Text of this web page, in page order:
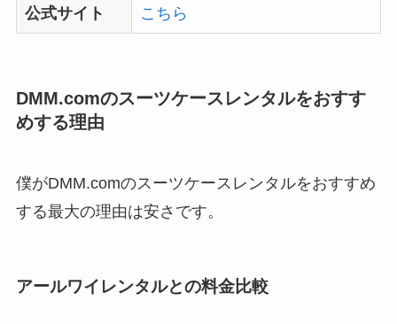
公式サイト こちら
DMM.comのスーツケースレンタルをおすす
めする理由
僕がDMM.comのスーツケースレンタルをおすすめ
する最大の理由は安さです。
アールワイレンタルとの料金比較